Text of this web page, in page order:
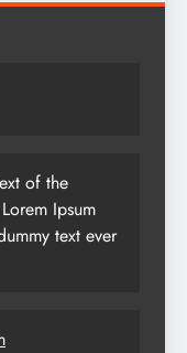
of the
Ipsum
text ever